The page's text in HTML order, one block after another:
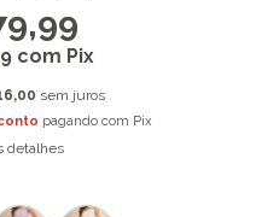
com Pix
sem juros
pagando com Pix
detalhes